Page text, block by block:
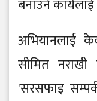
बनाउने
अभियानलाई
सीमित नराखी
'सरसफाइ